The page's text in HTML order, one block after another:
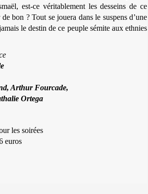
est-ce véritablement les desseins de ce
bon ? Tout se jouera dans le suspens d’une
le destin de ce peuple sémite aux ethnies
Arthur Fourcade,
Ortega
les soirées
euros